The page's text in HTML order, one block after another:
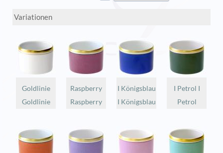
Variationen
Goldlinie
Goldlinie
Raspberry
Raspberry
I Königsblau
I Königsblau
I Petrol I
Petrol